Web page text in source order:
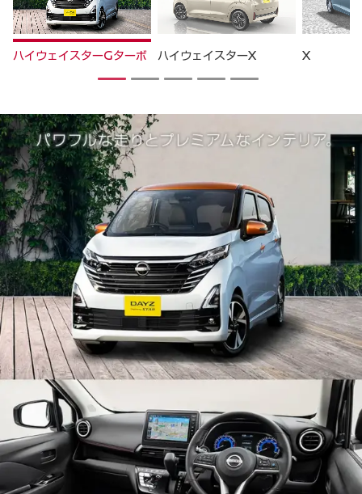
ハイウェイスターGターボ ハイウェイスターX X
1 2 3 4 5